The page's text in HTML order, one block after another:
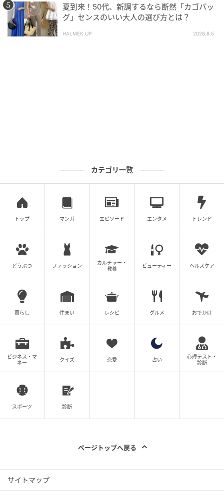
素足が映えてパンプスのきちんと感も兼備。程よく主
張するシースルーでいつものマンネリコーデを打破。
足元の遊び一つで驚くほどコーデが見違える透けモチ
夏到来！50代、新調するなら断然「カゴバッ
グ」センスのいい大人の選び方とは？
HALMEK UP 2026.8.5
カテゴリ一覧
トップ マンガ エピソード エンタメ トレンド
どうぶつ ファッション
カルチャー・
教養
ビューティー ヘルスケア
暮らし 住まい レシピ グルメ おでかけ
ビジネス・マ
ネー
クイズ 恋愛 占い
心理テスト・
診断
スポーツ 診断
ページトップへ戻る
サイトマップ